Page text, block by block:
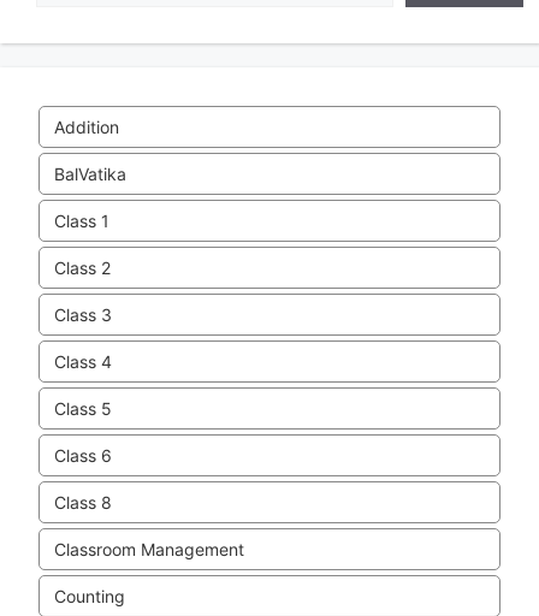
Addition
BalVatika
Class 1
Class 2
Class 3
Class 4
Class 5
Class 6
Class 8
Classroom Management
Counting